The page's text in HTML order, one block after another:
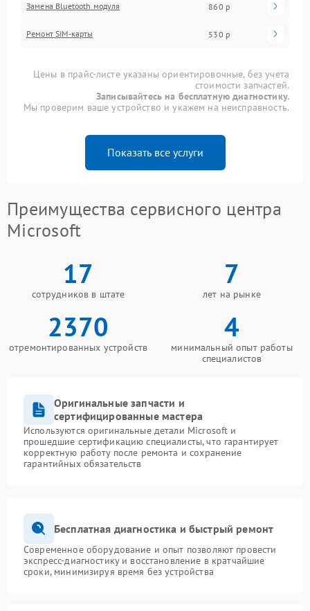
Замена Bluetooth модуля 860 р
Ремонт SIM-карты 530 р
Цены в прайс-листе указаны ориентировочные, без учета
стоимости запчастей.
Записывайтесь на бесплатную диагностику.
Мы проверим ваше устройство и укажем на неисправность.
Показать все услуги
Преимущества сервисного центра
Microsoft
17
сотрудников в штате
7
лет на рынке
2370
отремонтированных устройств
4
минимальный опыт работы
специалистов
Оригинальные запчасти и
сертифицированные мастера
Используются оригинальные детали Microsoft и
прошедшие сертификацию специалисты, что гарантирует
корректную работу после ремонта и сохранение
гарантийных обязательств
Бесплатная диагностика и быстрый ремонт
Современное оборудование и опыт позволяют провести
экспресс-диагностику и восстановление в кратчайшие
сроки, минимизируя время без устройства